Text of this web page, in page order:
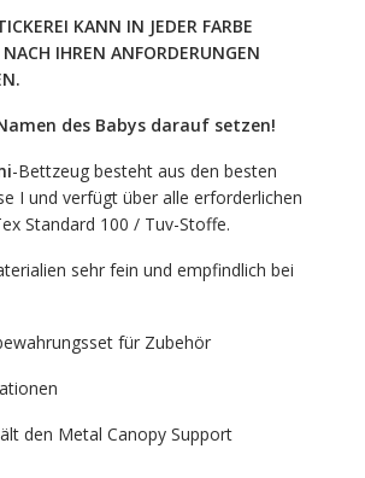
KANN IN JEDER FARBE
IHREN ANFORDERUNGEN
des Babys darauf setzen!
-Bettzeug besteht aus den besten
I und verfügt über alle erforderlichen
Standard 100 / Tuv-Stoffe.
sehr fein und empfindlich bei
für Zubehör
den Metal Canopy Support